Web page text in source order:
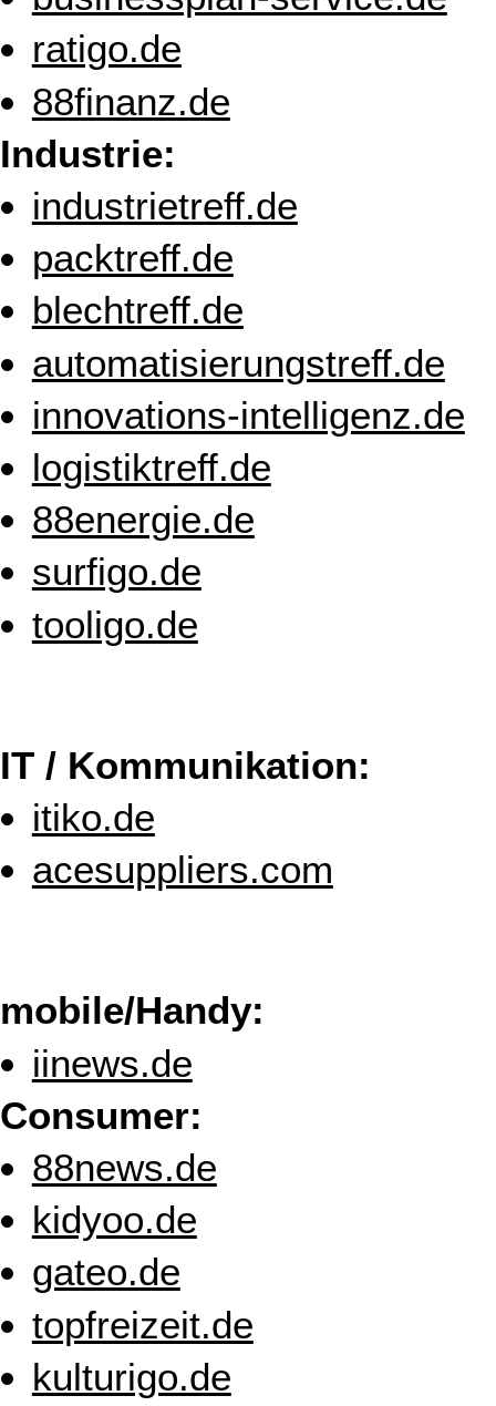
ratigo.de
88finanz.de
Industrie:
industrietreff.de
packtreff.de
blechtreff.de
automatisierungstreff.de
innovations-intelligenz.de
logistiktreff.de
88energie.de
surfigo.de
tooligo.de
IT / Kommunikation:
itiko.de
acesuppliers.com
mobile/Handy:
iinews.de
Consumer:
88news.de
kidyoo.de
gateo.de
topfreizeit.de
kulturigo.de